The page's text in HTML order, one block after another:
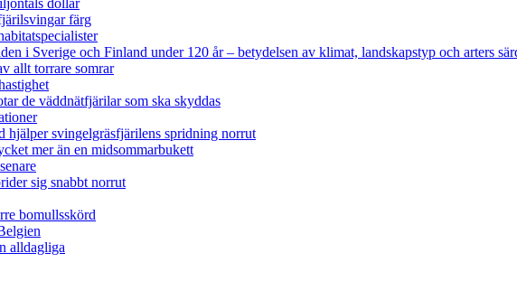
färg
i Sverige och Finland under 120 år– betydelsen av klimat, landskapstyp och arters
allt torrare somrar
de väddnätfjärilar som ska skyddas
hjälper svingelgräsfjärilens spridning norrut
mer än en midsommarbukett
sig snabbt norrut
bomullsskörd
alldagliga